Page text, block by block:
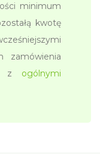
minimum
kwotę
zamówienia
z ogólnymi